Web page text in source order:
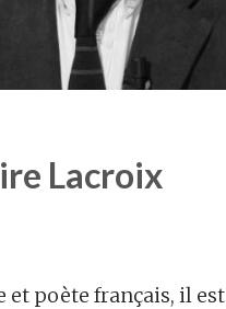
Lacroix
et poète français, il est